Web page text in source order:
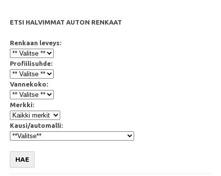
ETSI HALVIMMAT AUTON RENKAAT
Renkaan leveys:
Profiilisuhde:
Vannekoko:
Merkki:
Kausi/automalli:
HAE